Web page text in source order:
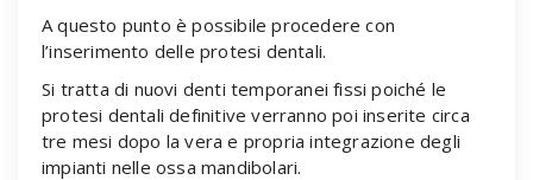
A questo punto è possibile procedere con
l’inserimento delle protesi dentali.
Si tratta di nuovi denti temporanei fissi poiché le
protesi dentali definitive verranno poi inserite circa
tre mesi dopo la vera e propria integrazione degli
impianti nelle ossa mandibolari.